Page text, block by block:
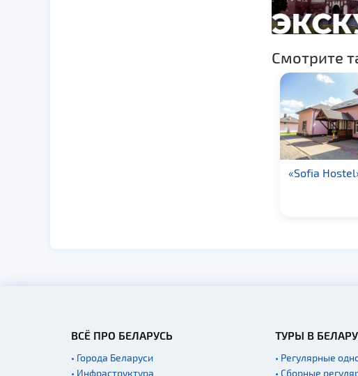
Смотрите
«Sofia
ВСЁ ПРО БЕЛАРУСЬ
• Города Беларуси
• Инфраструктура
ТУРЫ В
• Регулярные
• Сборные